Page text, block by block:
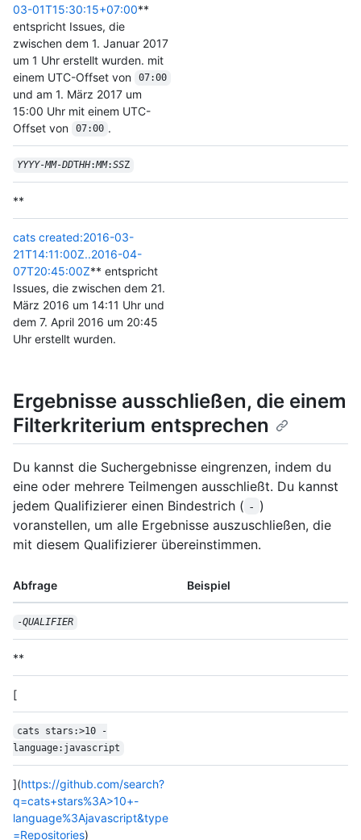
03-01T15:30:15+07:00**
entspricht Issues, die
zwischen dem 1. Januar 2017
um 1 Uhr erstellt wurden. mit
einem UTC-Offset von
07:00
und am 1. März 2017 um
15:00 Uhr mit einem UTC-
Offset von
07:00 .
YYYY-MM-DDTHH:MM:SSZ
**
cats created:2016-03-
21T14:11:00Z..2016-04-
07T20:45:00Z** entspricht
Issues, die zwischen dem 21.
März 2016 um 14:11 Uhr und
dem 7. April 2016 um 20:45
Uhr erstellt wurden.
Ergebnisse ausschließen, die einem
Filterkriterium entsprechen
Du kannst die Suchergebnisse eingrenzen, indem du
eine oder mehrere Teilmengen ausschließt. Du kannst
jedem Qualifizierer einen Bindestrich ( - )
voranstellen, um alle Ergebnisse auszuschließen, die
mit diesem Qualifizierer übereinstimmen.
Abfrage Beispiel
-QUALIFIER
**
[
cats stars:>10 -
language:javascript
](https://github.com/search?
q=cats+stars%3A>10+-
language%3Ajavascript&type
=Repositories)